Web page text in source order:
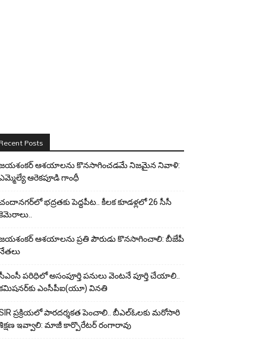
Posts
ఆశయాలను కొనసాగించడమే నిజమైన నివాళి:
ఆరెక‌పూడి గాంధీ
భద్రతకు పెద్దపీట.. కీలక కూడళ్లలో 26 సీసీ
ఆశయాలను ప్రతి పౌరుడు కొనసాగించాలి: బీజేపీ
పరిధిలో అసంపూర్తి పనులు వెంటనే పూర్తి చేయాలి..
ఎంసీపీఐ(యూ) వినతి
ప్రక్రియలో పారదర్శకత పెంచాలి.. బీఎల్ఓలకు మరోసారి
ఇవ్వాలి: మాజీ కార్పొరేటర్ రంగారావు